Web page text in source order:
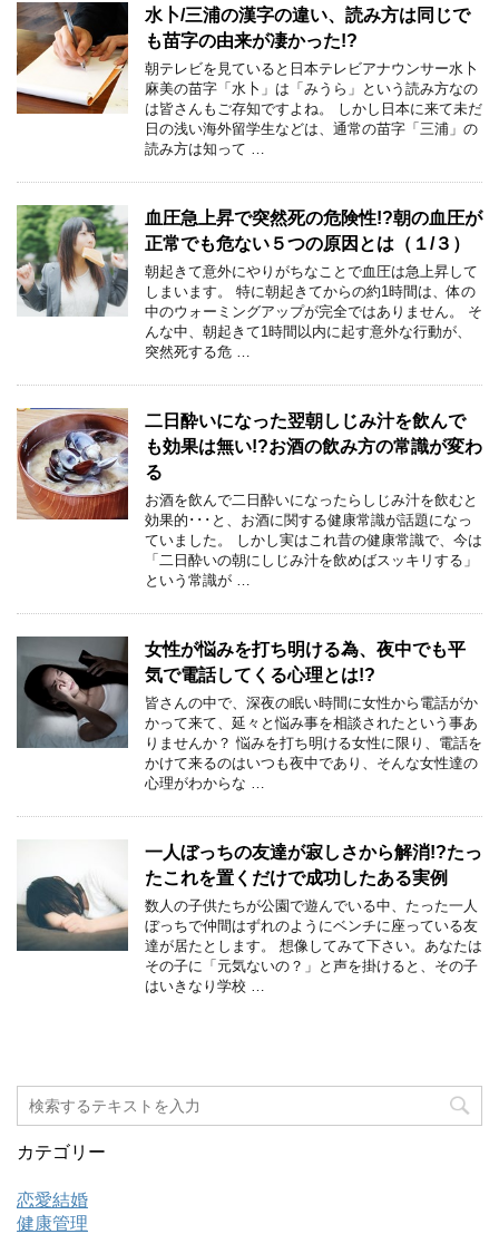
水卜/三浦の漢字の違い、読み方は同じで
も苗字の由来が凄かった!?
朝テレビを見ていると日本テレビアナウンサー水卜
麻美の苗字「水卜」は「みうら」という読み方なの
は皆さんもご存知ですよね。 しかし日本に来て未だ
日の浅い海外留学生などは、通常の苗字「三浦」の
読み方は知って …
血圧急上昇で突然死の危険性!?朝の血圧が
正常でも危ない５つの原因とは（１/３）
朝起きて意外にやりがちなことで血圧は急上昇して
しまいます。 特に朝起きてからの約1時間は、体の
中のウォーミングアップが完全ではありません。 そ
んな中、朝起きて1時間以内に起す意外な行動が、
突然死する危 …
二日酔いになった翌朝しじみ汁を飲んで
も効果は無い!?お酒の飲み方の常識が変わ
る
お酒を飲んで二日酔いになったらしじみ汁を飲むと
効果的･･･と、お酒に関する健康常識が話題になっ
ていました。 しかし実はこれ昔の健康常識で、今は
「二日酔いの朝にしじみ汁を飲めばスッキリする」
という常識が …
女性が悩みを打ち明ける為、夜中でも平
気で電話してくる心理とは!?
皆さんの中で、深夜の眠い時間に女性から電話がか
かって来て、延々と悩み事を相談されたという事あ
りませんか？ 悩みを打ち明ける女性に限り、電話を
かけて来るのはいつも夜中であり、そんな女性達の
心理がわからな …
一人ぼっちの友達が寂しさから解消!?たっ
たこれを置くだけで成功したある実例
数人の子供たちが公園で遊んでいる中、たった一人
ぼっちで仲間はずれのようにベンチに座っている友
達が居たとします。 想像してみて下さい。あなたは
その子に「元気ないの？」と声を掛けると、その子
はいきなり学校 …
カテゴリー
恋愛結婚
健康管理